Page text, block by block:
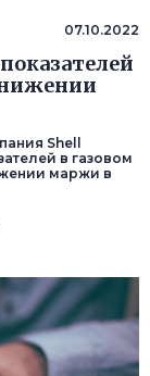
07.10.2022
Shell
в газовом
маржи в